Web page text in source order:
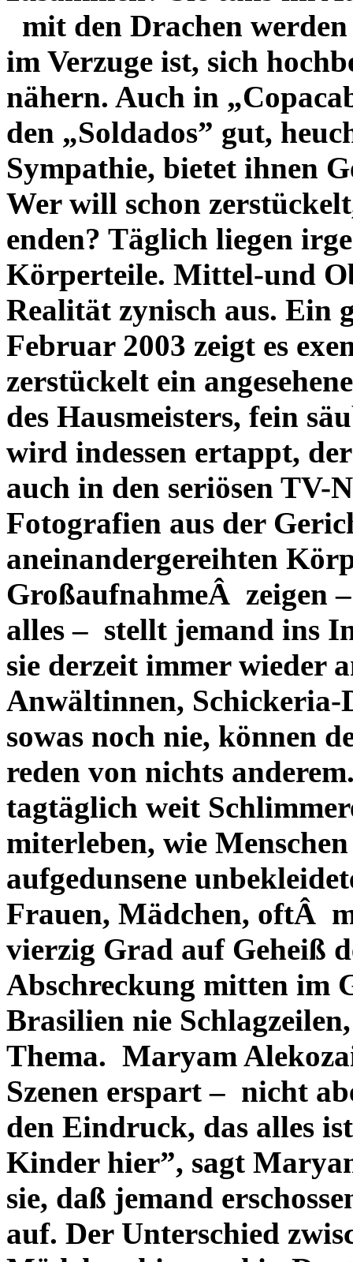
mit den Drachen
im Verzuge ist, sich
nähern. Auch in
den „Soldados” gut,
Sympathie, bietet ihnen
Wer will schon
enden? Täglich liegen
Körperteile. Mittel-und
Realität zynisch aus.
Februar 2003 zeigt es
zerstückelt ein
des Hausmeisters, fein
wird indessen ertappt,
auch in den seriösen TV-
Fotografien aus der
aneinandergereihten
GroßaufnahmeÂ zeigen
alles – stellt jemand ins
sie derzeit immer wieder
Anwältinnen, Schickeria-
sowas noch nie, können
reden von nichts
tagtäglich weit
miterleben, wie
aufgedunsene
Frauen, Mädchen, oftÂ
vierzig Grad auf Geheiß
Abschreckung mitten im
Brasilien nie
Thema. Maryam
Szenen erspart – nicht
den Eindruck, das alles
Kinder hier”, sagt
sie, daß jemand
auf. Der Unterschied